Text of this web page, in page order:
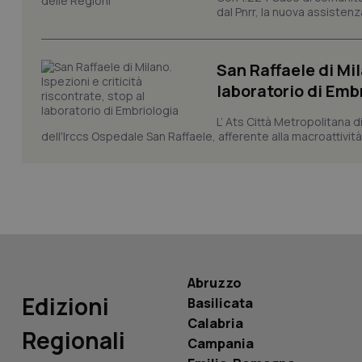
dal Pnrr, la nuova
San Raffaele di
laboratorio di
L’ Ats Città Metropolitana
dell'Irccs Ospedale San Raffaele, afferente alla
Edizioni
Regionali
Abruzzo
Basilicata
Calabria
Campania